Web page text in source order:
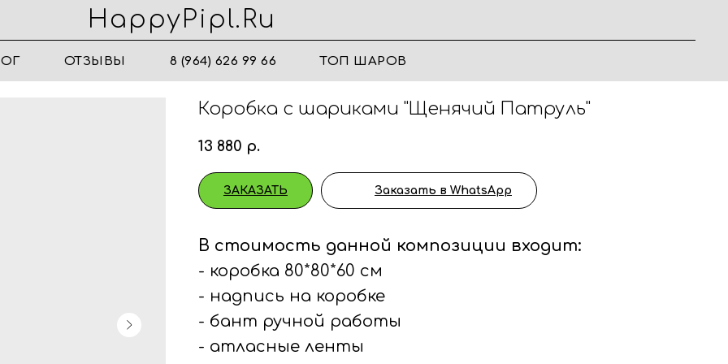
HappyPipl.ru
ОТЗЫВЫ 8 (964) 626 99 66 ТОП ШАРОВ
Коробка с шариками "Щенячий Патруль"
13 880 р.
ЗАКАЗАТЬ Заказать в WhatsApp
В стоимость данной композиции входит:
- коробка 80*80*60 см
- надпись на коробке
- бант ручной работы
- атласные ленты